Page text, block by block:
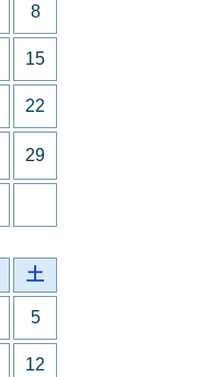
8
15
22
29
土
5
12